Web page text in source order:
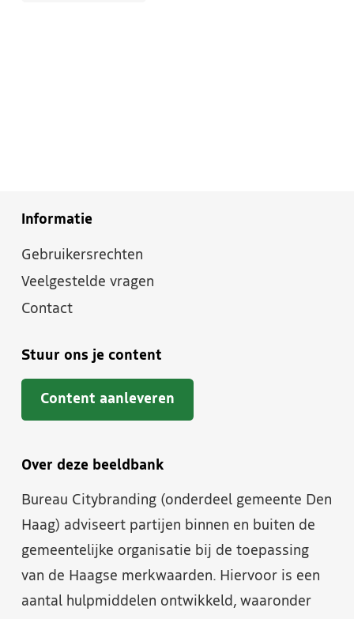
Informatie
Gebruikersrechten
Veelgestelde vragen
Contact
Stuur ons je content
Content aanleveren
Over deze beeldbank
Bureau Citybranding (onderdeel gemeente Den
Haag) adviseert partijen binnen en buiten de
gemeentelijke organisatie bij de toepassing
van de Haagse merkwaarden. Hiervoor is een
aantal hulpmiddelen ontwikkeld, waaronder